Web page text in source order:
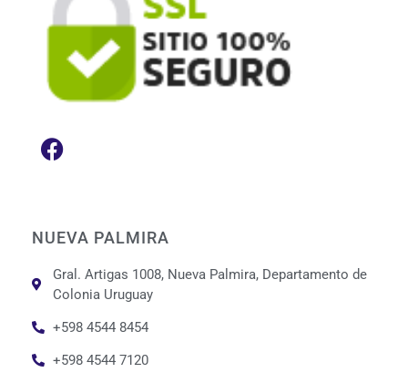
NUEVA PALMIRA
Gral. Artigas 1008, Nueva Palmira, Departamento de
Colonia Uruguay
+598 4544 8454
+598 4544 7120